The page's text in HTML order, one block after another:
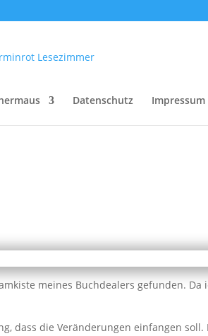
Datenschutz Impressum
meines Buchdealers gefunden.
dass die Veränderungen einfangen